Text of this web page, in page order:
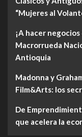
“Mujeres al
¡A hacer
Macrorrueda
Antioquia
Madonna y
Film&Arts: los
De
que acelera la